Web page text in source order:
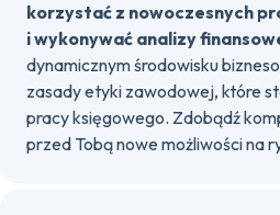
korzystać z nowoczesnych
i wykonywać analizy
dynamicznym środowisku
zasady etyki zawodowej, które
pracy księgowego. Zdobądź
przed Tobą nowe możliwości na